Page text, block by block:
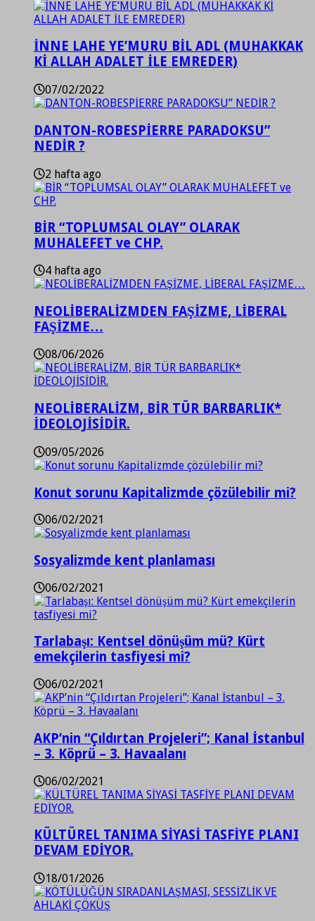
İNNE LAHE YE’MURU BİL ADL (MUHAKKAK
Kİ ALLAH ADALET İLE EMREDER)
07/02/2022
DANTON-ROBESPİERRE PARADOKSU”
NEDİR ?
2 hafta ago
BİR “TOPLUMSAL OLAY” OLARAK
MUHALEFET ve CHP.
4 hafta ago
NEOLİBERALİZMDEN FAŞİZME, LİBERAL
FAŞİZME…
08/06/2026
NEOLİBERALİZM, BİR TÜR BARBARLIK*
İDEOLOJİSİDİR.
09/05/2026
Konut sorunu Kapitalizmde çözülebilir mi?
06/02/2021
Sosyalizmde kent planlaması
06/02/2021
Tarlabaşı: Kentsel dönüşüm mü? Kürt
emekçilerin tasfiyesi mi?
06/02/2021
AKP’nin “Çıldırtan Projeleri”; Kanal İstanbul
– 3. Köprü – 3. Havaalanı
06/02/2021
KÜLTÜREL TANIMA SİYASİ TASFİYE PLANI
DEVAM EDİYOR.
18/01/2026